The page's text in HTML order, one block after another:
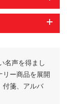
名声を得まし
ー商品を展開
付箋、アルバ